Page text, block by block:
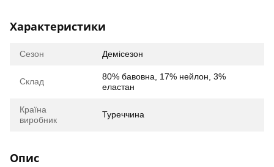
Характеристики
Сезон Демісезон
Склад
80% бавовна, 17% нейлон, 3%
еластан
Країна
виробник
Туреччина
Опис